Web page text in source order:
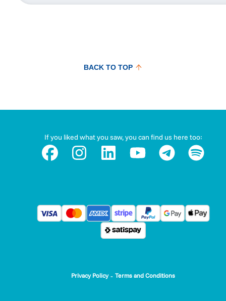
BACK TO TOP
If you liked what you saw, you can find us here too:
Privacy Policy - Terms and Conditions